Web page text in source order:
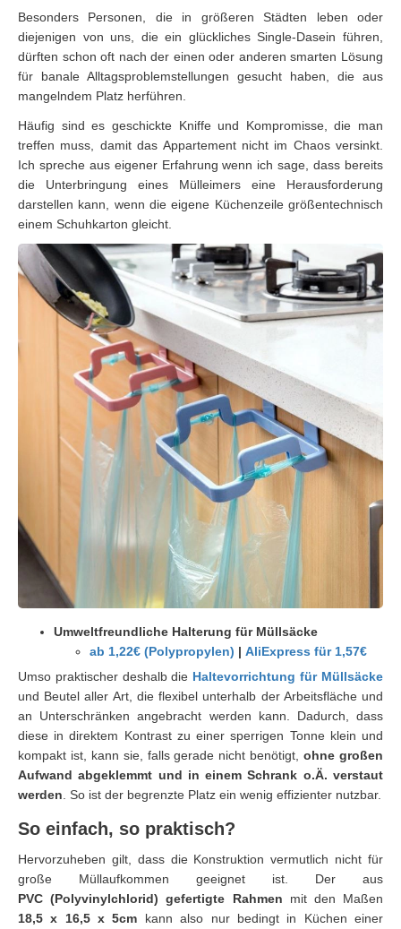
Besonders Personen, die in größeren Städten leben oder
diejenigen von uns, die ein glückliches Single-Dasein führen,
dürften schon oft nach der einen oder anderen smarten Lösung
für banale Alltagsproblemstellungen gesucht haben, die aus
mangelndem Platz herführen.
Häufig sind es geschickte Kniffe und Kompromisse, die man
treffen muss, damit das Appartement nicht im Chaos versinkt.
Ich spreche aus eigener Erfahrung wenn ich sage, dass bereits
die Unterbringung eines Mülleimers eine Herausforderung
darstellen kann, wenn die eigene Küchenzeile größentechnisch
einem Schuhkarton gleicht.
Umweltfreundliche Halterung für Müllsäcke
ab 1,22€ (Polypropylen) | AliExpress für 1,57€
Umso praktischer deshalb die Haltevorrichtung für Müllsäcke
und Beutel aller Art, die flexibel unterhalb der Arbeitsfläche und
an Unterschränken angebracht werden kann. Dadurch, dass
diese in direktem Kontrast zu einer sperrigen Tonne klein und
kompakt ist, kann sie, falls gerade nicht benötigt,ohne großen
Aufwand abgeklemmt und in einem Schrank o.Ä. verstaut
werden . So ist der begrenzte Platz ein wenig effizienter nutzbar.
So einfach, so praktisch?
Hervorzuheben gilt, dass die Konstruktion vermutlich nicht für
große Müllaufkommen geeignet ist. Der aus
PVC (Polyvinylchlorid) gefertigte Rahmen mit den Maßen
18,5 x 16,5 x 5cm kann also nur bedingt in Küchen einer